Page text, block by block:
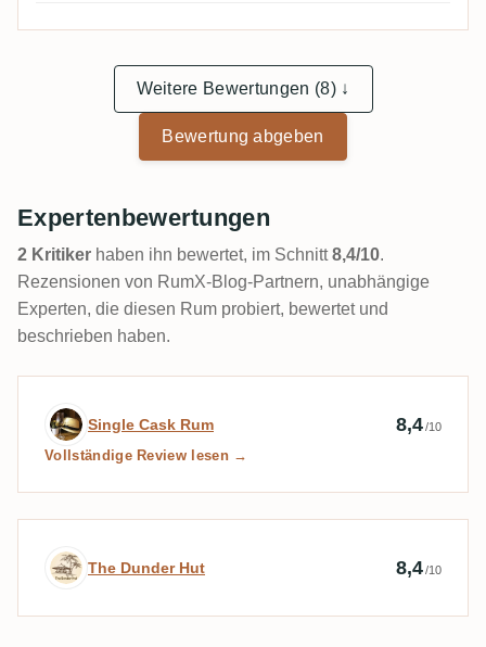
Weitere Bewertungen (8) ↓
Bewertung abgeben
Expertenbewertungen
2 Kritiker haben ihn bewertet, im Schnitt8,4/10.
Rezensionen von RumX-Blog-Partnern, unabhängige
Experten, die diesen Rum probiert, bewertet und
beschrieben haben.
Expertenbewertung von Single Cask Rum
Single Cask Rum 8,4/10
Vollständige Review lesen →
Expertenbewertung von The Dunder Hut
The Dunder Hut 8,4/10